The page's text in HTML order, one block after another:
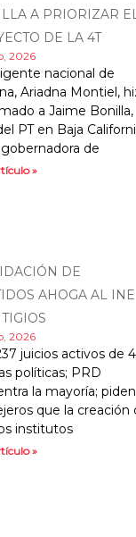
A PRIORIZAR
DE LA 4T
2026
nacional de
Ariadna Montiel,
a Jaime Bonilla,
PT en Baja
de
»
DE
AHOGA AL INE
2026
juicios activos de 4
políticas; PRD
la mayoría; piden
que la creación
institutos
»